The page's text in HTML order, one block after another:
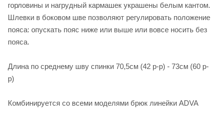
горловины и нагрудный кармашек украшены белым кантом.
Шлевки в боковом шве позволяют регулировать положение
пояса: опускать пояс ниже или выше или вовсе носить без
пояса.
Длина по среднему шву спинки 70,5см (42 р-р) - 73см (60 р-
р)
Комбинируется со всеми моделями брюк линейки ADVA